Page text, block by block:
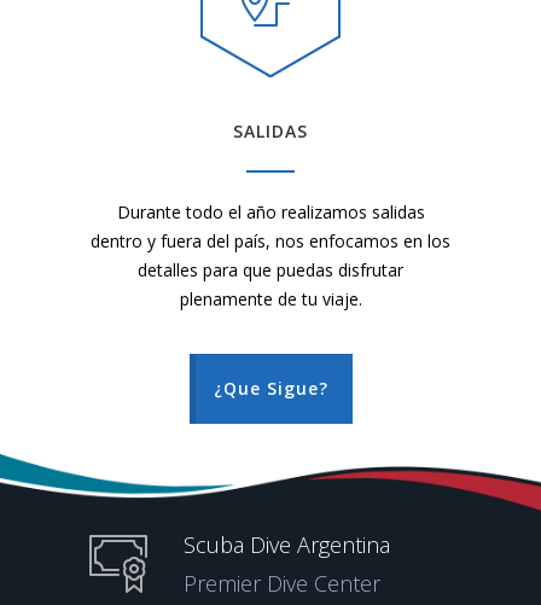
SALIDAS
Durante todo el año realizamos salidas
dentro y fuera del país, nos enfocamos en los
detalles para que puedas disfrutar
plenamente de tu viaje.
¿Que Sigue?
Scuba Dive Argentina
Premier Dive Center